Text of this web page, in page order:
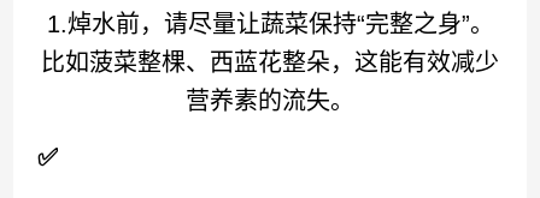
1.焯水前，请尽量让蔬菜保持“完整之身”。
比如菠菜整棵、西蓝花整朵，这能有效减少
营养素的流失。
✅